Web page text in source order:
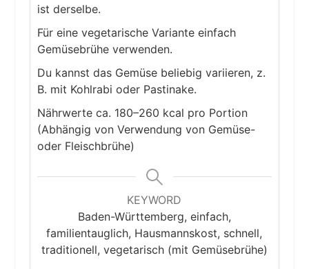
ist derselbe.
Für eine vegetarische Variante einfach
Gemüsebrühe verwenden.
Du kannst das Gemüse beliebig variieren, z.
B. mit Kohlrabi oder Pastinake.
Nährwerte ca. 180–260 kcal pro Portion
(Abhängig von Verwendung von Gemüse-
oder Fleischbrühe)
KEYWORD
Baden-Württemberg, einfach,
familientauglich, Hausmannskost, schnell,
traditionell, vegetarisch (mit Gemüsebrühe)